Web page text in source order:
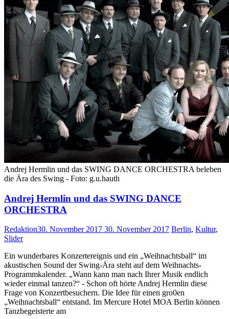
Andrej Hermlin und das SWING DANCE ORCHESTRA beleben
die Ära des Swing - Foto: g.u.hauth
Andrej Hermlin und das SWING DANCE
ORCHESTRA
Redaktion30. November 2017 30. November 2017 Berlin, Kultur,
Slider
Ein wunderbares Konzertereignis und ein „Weihnachtsball“ im
akustischen Sound der Swing-Ära steht auf dem Weihnachts-
Programmkalender. „Wann kann man nach Ihrer Musik endlich
wieder einmal tanzen?“ - Schon oft hörte Andrej Hermlin diese
Frage von Konzertbesuchern. Die Idee für einen gro0en
„Weihnachtsball“ entstand. Im Mercure Hotel MOA Berlin können
Tanzbegeisterte am